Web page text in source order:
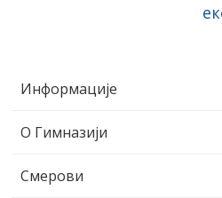
Информације
О Гимназији
Смерови